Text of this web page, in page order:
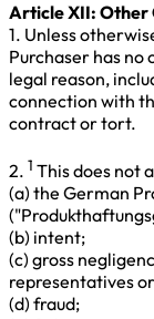
Article XII: Other
1. Unless
Purchaser has
legal reason,
connection with
contract or tort.
2. 1 This does not
(a) the German
(b) intent;
(c) gross
representatives
(d) fraud;